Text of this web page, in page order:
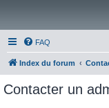
FAQ
Index du forum
Contacter un